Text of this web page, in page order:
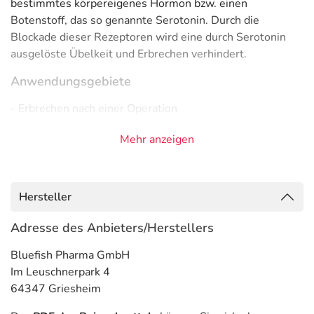
bestimmtes körpereigenes Hormon bzw. einen
Botenstoff, das so genannte Serotonin. Durch die
Blockade dieser Rezeptoren wird eine durch Serotonin
ausgelöste Übelkeit und Erbrechen verhindert.
Anwendungsgebiete
- Erbrechen nach einer Operation
- Erbrechen bei einer Strahlentherapie
- Übelkeit nach einer Operation
- Übelkeit bei einer Tumorbehandlung
Gegenanzeigen
Was spricht gegen eine Anwendung?
Mehr anzeigen
Hersteller
Adresse des Anbieters/Herstellers
Bluefish Pharma GmbH
Im Leuschnerpark 4
64347 Griesheim